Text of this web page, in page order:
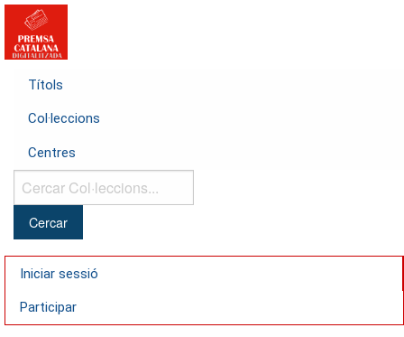
Títols
Col·leccions
Centres
Cercar
Col·leccions...
Iniciar sessió
Participar